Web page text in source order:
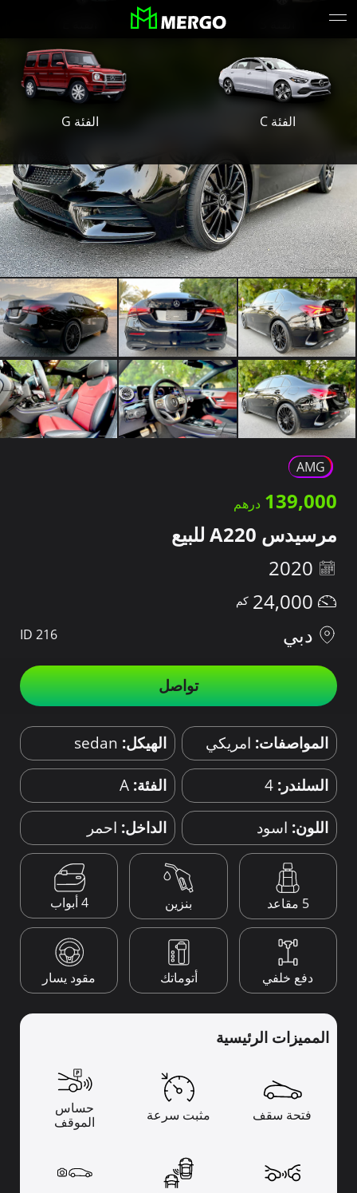
الفئة C الفئة G
AMG
139,000
مرسيدس A220 للبيع
2020
24,000
دبي
ID 216
تواصل
المواصفات: امريكي الهيكل: sedan
السلندر: 4 الفئة: A
اللون: اسود الداخل: احمر
5 مقاعد بنزين 4 أبواب
دفع خلفي أتوماتك مقود يسار
المميزات الرئيسية
فتحة سقف مثبت سرعة
حساس
الموقف